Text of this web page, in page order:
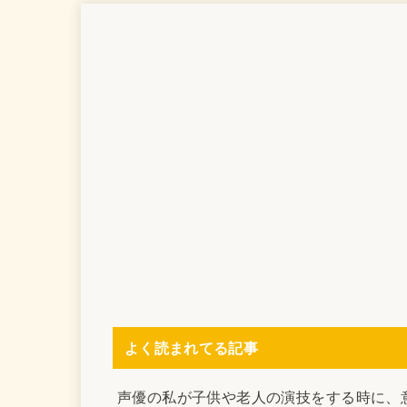
よく読まれてる記事
声優の私が子供や老人の演技をする時に、